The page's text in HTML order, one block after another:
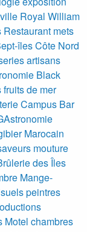
Royal William
Restaurant mets
îles Côte Nord
artisans
Black
de mer
Campus Bar
Marocain
mouture
des Îles
Mange-
peintres
Motel chambres